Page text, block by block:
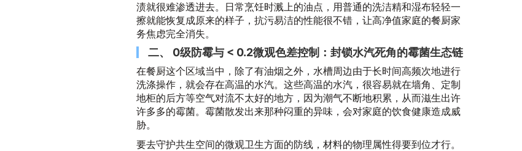
渍就很难渗透进去。日常烹饪时溅上的油点，用普通的洗洁精和湿布轻轻一
擦就能恢复成原来的样子，抗污易洁的性能很不错，让高净值家庭的餐厨家
务焦虑完全消失。
二、 0级防霉与 < 0.2微观色差控制：封锁水汽死角的霉菌生态链
在餐厨这个区域当中，除了有油烟之外，水槽周边由于长时间高频次地进行
洗涤操作，就会存在高温的水汽。这些高温的水汽，很容易就在墙角、定制
地柜的后方等空气对流不太好的地方，因为潮气不断地积累，从而滋生出许
许多多的霉菌。霉菌散发出来那种闷重的异味，会对家庭的饮食健康造成威
胁。
要去守护共生空间的微观卫生方面的防线，材料的物理属性得要到位才行。